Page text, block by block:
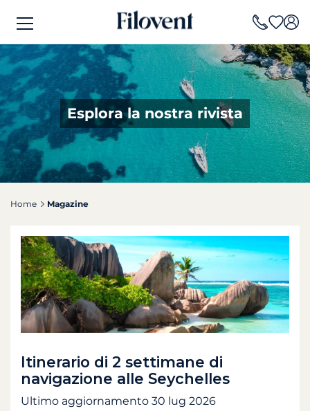
Esplora la nostra rivista
Home Magazine
Itinerario di 2 settimane di
navigazione alle Seychelles
Ultimo aggiornamento 30 lug 2026